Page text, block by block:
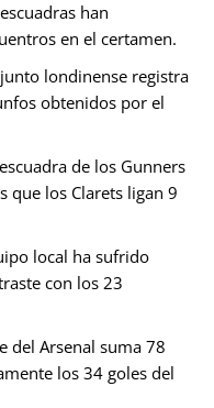
han
en el certamen.
londinense registra
obtenidos por el
de los Gunners
que los Clarets ligan 9
local ha sufrido
con los 23
del Arsenal suma 78
los 34 goles del